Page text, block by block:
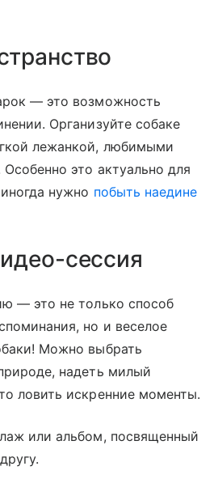
— это возможность
Организуйте собаке
лежанкой, любимыми
это актуально для
нужно побыть наедине
сессия
— это не только способ
но и веселое
Можно выбрать
надеть милый
ловить искренние моменты.
или альбом, посвященный